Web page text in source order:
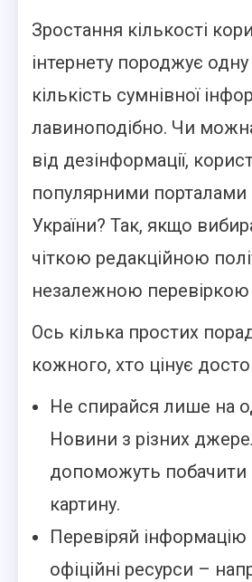
Зростання кількості
інтернету породжує
кількість сумнівної
лавиноподібно. Чи
від дезінформації,
популярними порталами
України? Так, якщо
чіткою редакційною
незалежною перевіркою
Ось кілька простих
кожного, хто цінує
Не спирайся лише на
Новини з різних
допоможуть
картину.
Перевіряй інформацію
офіційні ресурси –